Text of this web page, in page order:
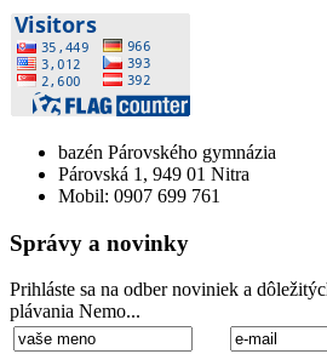
bazén Párovského gymnázia
Párovská 1, 949 01 Nitra
Mobil: 0907 699 761
Správy a novinky
Prihláste sa na odber noviniek a
plávania Nemo...